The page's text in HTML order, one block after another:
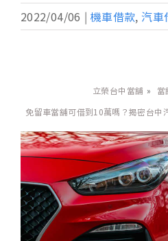
2022/04/06 | 機車借款, 汽車
立榮台中當舖 » 當
免留車當舖可借到10萬嗎？揭密台中